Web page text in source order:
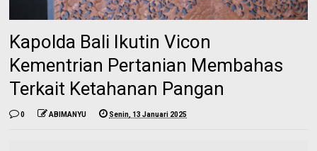
Kapolda Bali Ikutin Vicon
Kementrian Pertanian Membahas
Terkait Ketahanan Pangan
0 ABIMANYU Senin, 13 Januari 2025